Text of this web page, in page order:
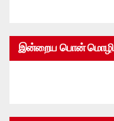
இன்றைய பொன் மொழி